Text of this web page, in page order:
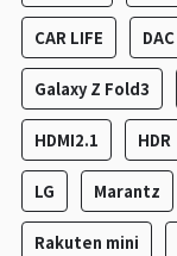
CAR LIFE DAC
Galaxy Z Fold3
HDMI2.1 HDR
LG Marantz
Rakuten mini